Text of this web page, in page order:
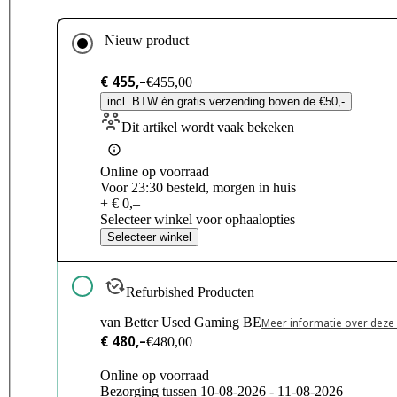
Nieuw product
€ 455,–€455,00
incl. BTW én gratis verzending boven de €50,-
Dit artikel wordt vaak bekeken
Online op voorraad
Voor 23:30 besteld, morgen in huis
+ € 0,–
Selecteer winkel voor ophaalopties
Selecteer winkel
Refurbished Producten
van Better Used Gaming BEMeer informatie over
€ 480,–€480,00
Online op voorraad
Bezorging tussen 10-08-2026 - 11-08-2026